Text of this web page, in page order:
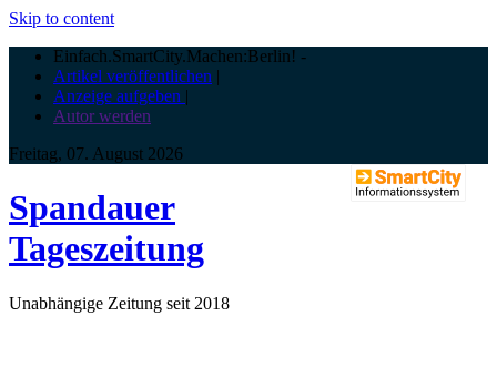
Skip to content
Einfach.SmartCity.Machen:Berlin! -
Artikel veröffentlichen |
Anzeige aufgeben |
Autor werden
Freitag, 07. August 2026
Spandauer
Tageszeitung
Unabhängige Zeitung seit 2018